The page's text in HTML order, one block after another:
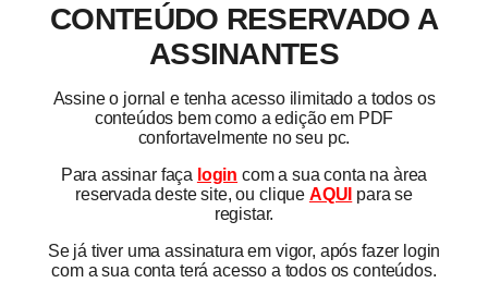
CONTEÚDO RESERVADO A
ASSINANTES
Assine o jornal e tenha acesso ilimitado a todos os
conteúdos bem como a edição em PDF
confortavelmente no seu pc.
Para assinar faça login com a sua conta na àrea
reservada deste site, ou clique AQUI para se
registar.
Se já tiver uma assinatura em vigor, após fazer login
com a sua conta terá acesso a todos os conteúdos.